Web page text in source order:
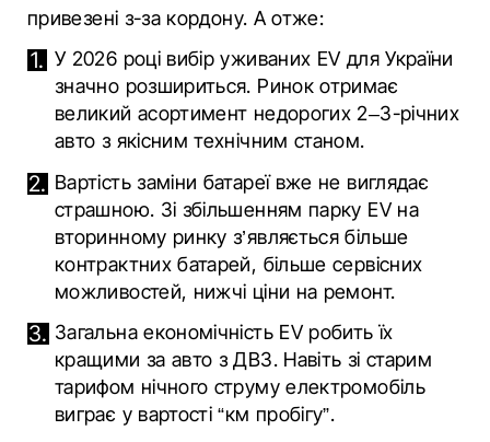
привезені з-за кордону. А отже:
У 2026 році вибір уживаних EV для України
значно розшириться. Ринок отримає
великий асортимент недорогих 2–3-річних
авто з якісним технічним станом.
Вартість заміни батареї вже не виглядає
страшною. Зі збільшенням парку EV на
вторинному ринку з’являється більше
контрактних батарей, більше сервісних
можливостей, нижчі ціни на ремонт.
Загальна економічність EV робить їх
кращими за авто з ДВЗ. Навіть зі старим
тарифом нічного струму електромобіль
виграє у вартості “км пробігу”.